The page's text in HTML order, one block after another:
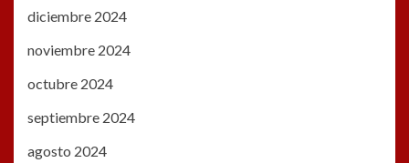
diciembre 2024
noviembre 2024
octubre 2024
septiembre 2024
agosto 2024